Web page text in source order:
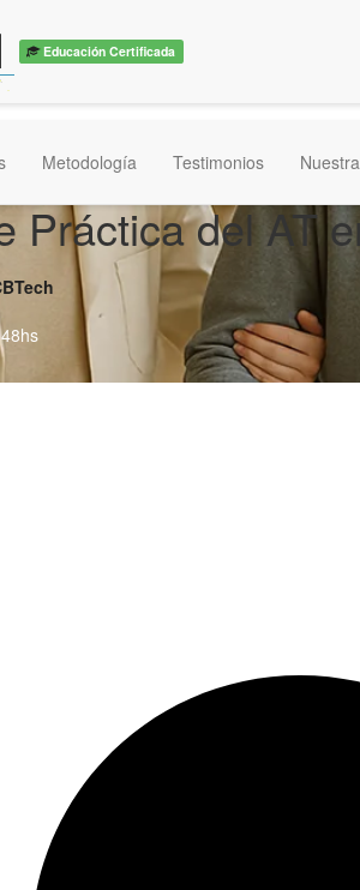
Educación Certificada
Metodología Testimonios
Práctica del AT